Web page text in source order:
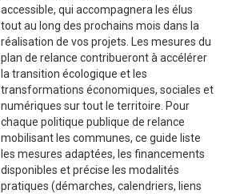
accessible, qui accompagnera les élus
tout au long des prochains mois dans la
réalisation de vos projets. Les mesures du
plan de relance contribueront à accélérer
la transition écologique et les
transformations économiques, sociales et
numériques sur tout le territoire. Pour
chaque politique publique de relance
mobilisant les communes, ce guide liste
les mesures adaptées, les financements
disponibles et précise les modalités
pratiques (démarches, calendriers, liens